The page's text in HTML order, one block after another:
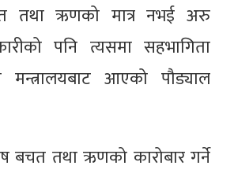
तथा ऋणको मात्र नभई अरु
पनि त्यसमा सहभागिता
मन्त्रालयबाट आएको पौड्याल
बचत तथा ऋणको कारोबार गर्ने